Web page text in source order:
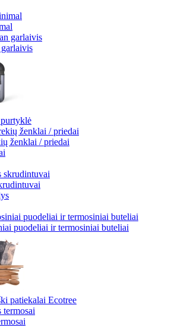
purtyklė
ženklai / priedai
puodeliai ir termosiniai buteliai
patiekalai Ecotree